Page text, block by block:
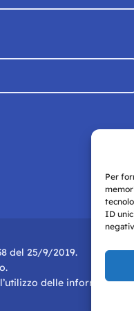
Per
ID
del 25/9/2019.
delle informazioni